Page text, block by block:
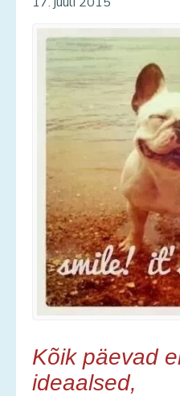
Kõik päevad
ideaalsed,